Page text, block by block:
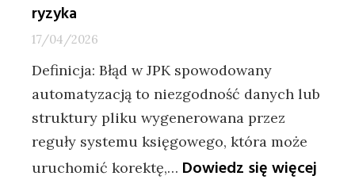
ryzyka
17/04/2026
Definicja: Błąd w JPK spowodowany
automatyzacją to niezgodność danych lub
struktury pliku wygenerowana przez
reguły systemu księgowego, która może
uruchomić korektę,… Dowiedz się więcej